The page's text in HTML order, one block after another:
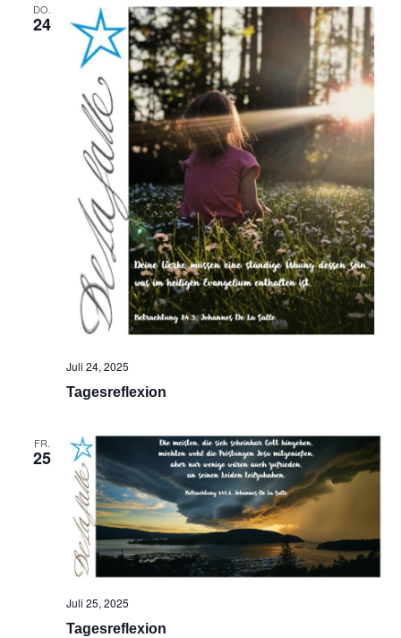
DO.
24
Tagesreflexion
Juli 24, 2025
FR.
25
Tagesreflexion
Juli 25, 2025